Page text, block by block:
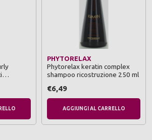
PHYTORELAX
Phytorelax keratin complex
shampoo ricostruzione 250 ml
€6,49
AGGIUNGI AL CARRELLO